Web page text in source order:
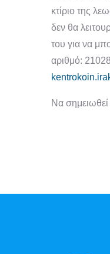
κτίριο της
δεν θα
του για να
αριθμό:
Να